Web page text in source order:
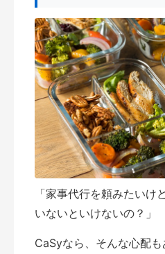
「家事代行を頼みたいけ
いないといけないの？」
CaSyなら、そんな心配